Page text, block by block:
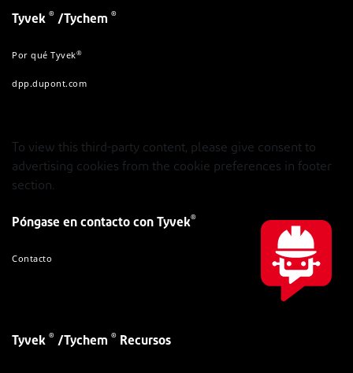
Tyvek ® /Tychem ®
Por qué Tyvek®
dpp.dupont.com
To view this third-party content, please give consent to
advertising cookies from the cookie preferences in footer
section.
Póngase en contacto con Tyvek®
Contacto
Tyvek ® /Tychem ® Recursos